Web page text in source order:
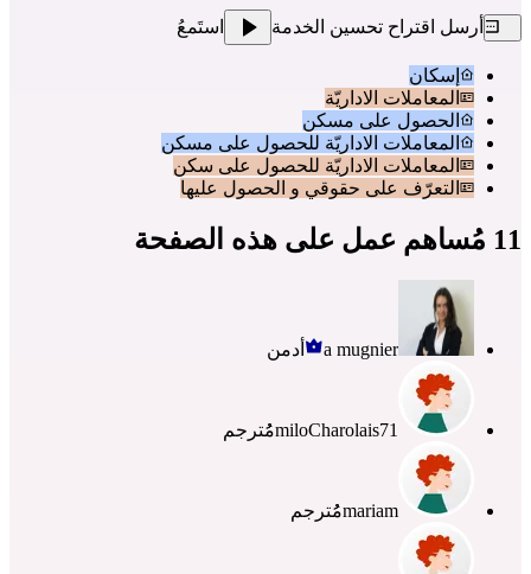
أرسل اقتراح تحسين الخدمة استَمعُ
إسكان
المعاملات الاداريّة
الحصول على مسكن
المعاملات الاداريّة للحصول على مسكن
المعاملات الاداريّة للحصول على سكن
التعرّف على حقوقي و الحصول عليها
11 مُساهم عمل على هذه الصفحة
a mugnier أدمن
miloCharolais71مُُترجم
mariamمُُترجم